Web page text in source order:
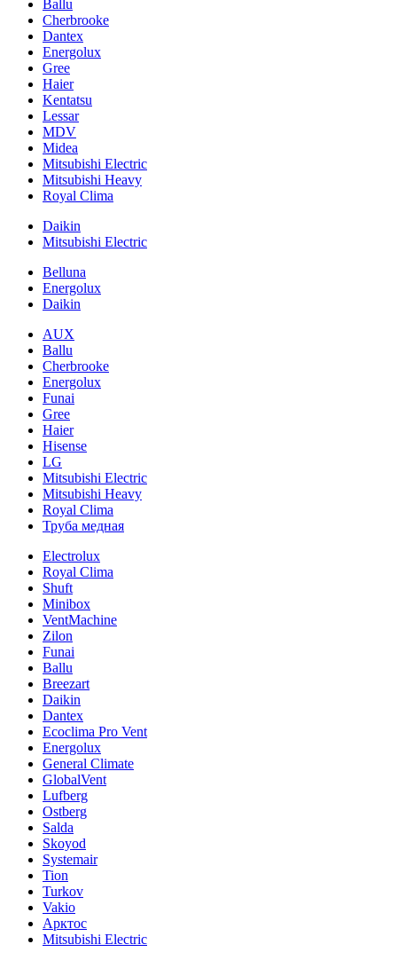
Ballu
Cherbrooke
Dantex
Energolux
Gree
Haier
Kentatsu
Lessar
MDV
Midea
Mitsubishi Electric
Mitsubishi Heavy
Royal Clima
Daikin
Mitsubishi Electric
Belluna
Energolux
Daikin
AUX
Ballu
Cherbrooke
Energolux
Funai
Gree
Haier
Hisense
LG
Mitsubishi Electric
Mitsubishi Heavy
Royal Clima
Труба медная
Electrolux
Royal Clima
Shuft
Minibox
VentMachine
Zilon
Funai
Ballu
Breezart
Daikin
Dantex
Ecoclima Pro Vent
Energolux
General Climate
GlobalVent
Lufberg
Ostberg
Salda
Skoyod
Systemair
Tion
Turkov
Vakio
Арктос
Mitsubishi Electric